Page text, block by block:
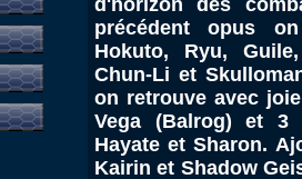
d'horizon des
précédent opus
Hokuto, Ryu,
Chun-Li et
on retrouve avec
Vega (Balrog) et 3
Hayate et Sharon.
Kairin et Shadow